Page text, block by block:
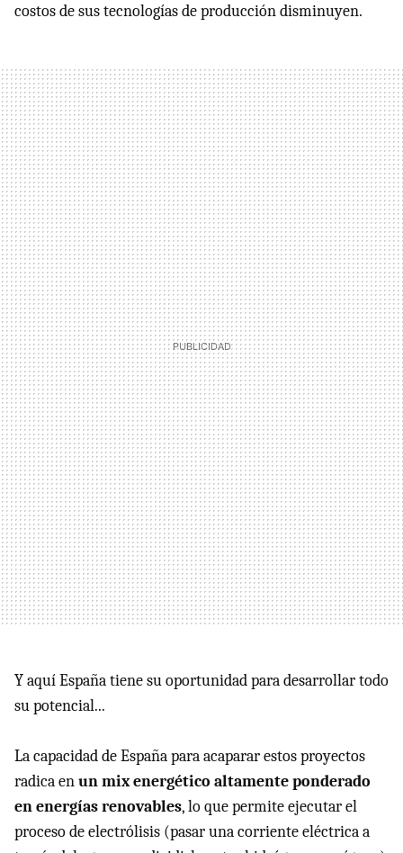
costos de sus tecnologías de producción disminuyen.
Y aquí España tiene su oportunidad para desarrollar todo
su potencial...
La capacidad de España para acaparar estos proyectos
radica enun mix energético altamente ponderado
en energías renovables, lo que permite ejecutar el
proceso de electrólisis (pasar una corriente eléctrica a